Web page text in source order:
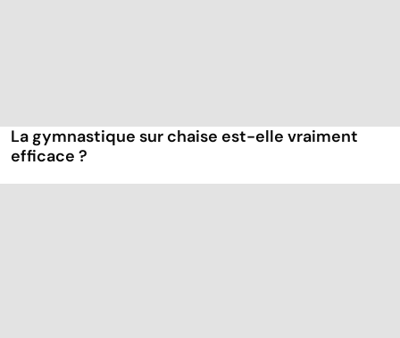
La gymnastique sur chaise est-elle vraiment
efficace ?